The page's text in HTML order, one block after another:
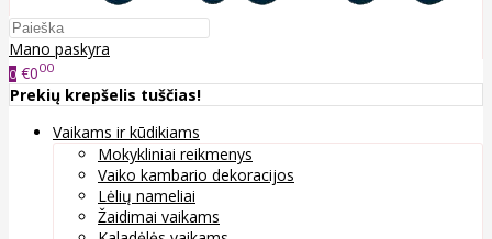
Mano paskyra
0 €000
Prekių krepšelis tuščias!
Vaikams ir kūdikiams
Mokykliniai reikmenys
Vaiko kambario dekoracijos
Lėlių nameliai
Žaidimai vaikams